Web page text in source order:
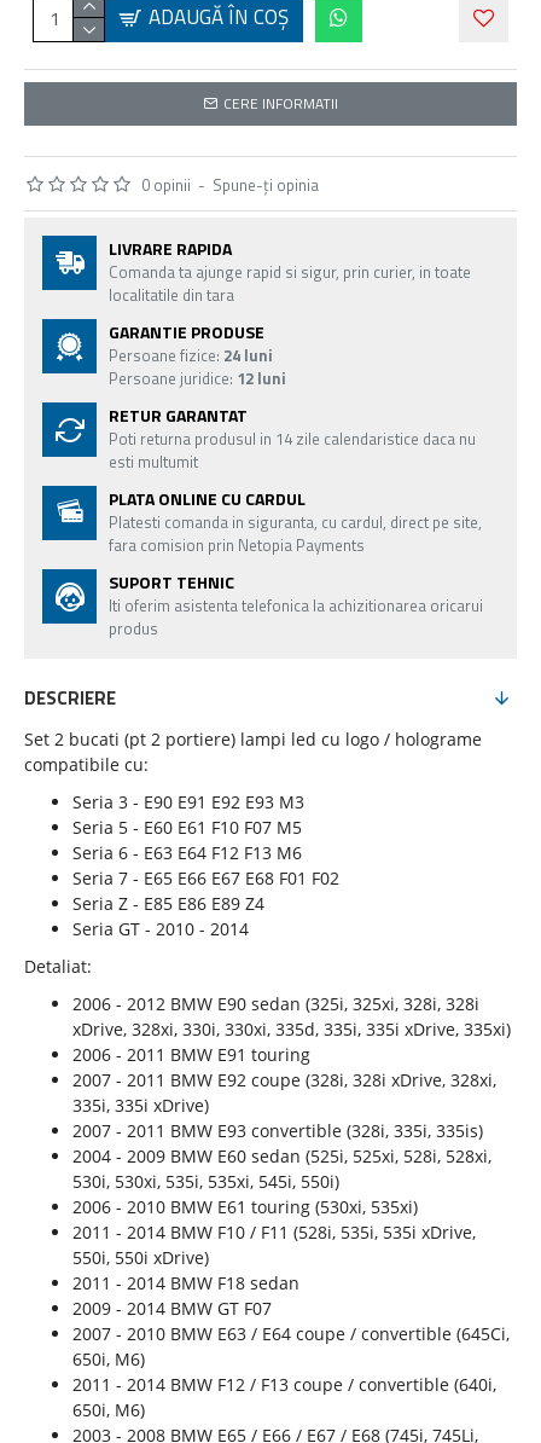
0 opinii - Spune-ţi opinia
ADAUGĂ ÎN COŞ
CERE INFORMATII
LIVRARE RAPIDA
Comanda ta ajunge rapid si sigur, prin curier, in toate
localitatile din tara
GARANTIE PRODUSE
Persoane fizice: 24 luni
Persoane juridice: 12 luni
RETUR GARANTAT
Poti returna produsul in 14 zile calendaristice daca nu
esti multumit
PLATA ONLINE CU CARDUL
Platesti comanda in siguranta, cu cardul, direct pe site,
fara comision prin Netopia Payments
SUPORT TEHNIC
Iti oferim asistenta telefonica la achizitionarea oricarui
produs
DESCRIERE
Set 2 bucati (pt 2 portiere) lampi led cu logo / holograme
compatibile cu:
Seria 3 - E90 E91 E92 E93 M3
Seria 5 - E60 E61 F10 F07 M5
Seria 6 - E63 E64 F12 F13 M6
Seria 7 - E65 E66 E67 E68 F01 F02
Seria Z - E85 E86 E89 Z4
Seria GT - 2010 - 2014
Detaliat:
2006 - 2012 BMW E90 sedan (325i, 325xi, 328i, 328i
xDrive, 328xi, 330i, 330xi, 335d, 335i, 335i xDrive, 335xi)
2006 - 2011 BMW E91 touring
2007 - 2011 BMW E92 coupe (328i, 328i xDrive, 328xi,
335i, 335i xDrive)
2007 - 2011 BMW E93 convertible (328i, 335i, 335is)
2004 - 2009 BMW E60 sedan (525i, 525xi, 528i, 528xi,
530i, 530xi, 535i, 535xi, 545i, 550i)
2006 - 2010 BMW E61 touring (530xi, 535xi)
2011 - 2014 BMW F10 / F11 (528i, 535i, 535i xDrive,
550i, 550i xDrive)
2011 - 2014 BMW F18 sedan
2009 - 2014 BMW GT F07
2007 - 2010 BMW E63 / E64 coupe / convertible (645Ci,
650i, M6)
2011 - 2014 BMW F12 / F13 coupe / convertible (640i,
650i, M6)
2003 - 2008 BMW E65 / E66 / E67 / E68 (745i, 745Li,